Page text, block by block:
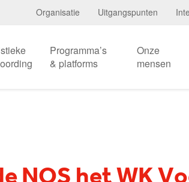
Organisatie Uitgangspunten
Programma’s
& platforms
Onze
mensen